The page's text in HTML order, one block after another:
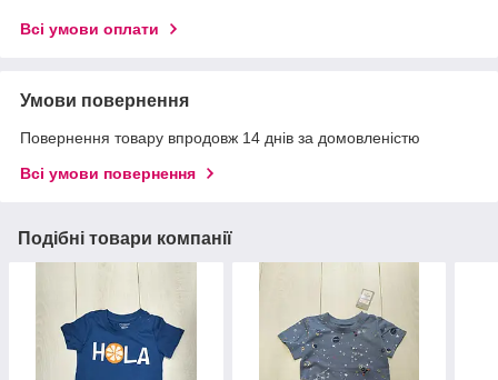
Всі умови оплати
Умови повернення
Повернення товару впродовж 14 днів за домовленістю
Всі умови повернення
Подібні товари компанії